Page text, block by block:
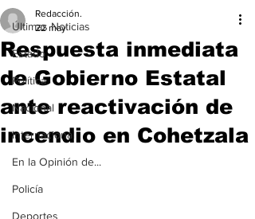
Últimas Noticias
Estado
Política
Nacional
Internacional
En la Opinión de...
Policía
Deportes
Respuesta inmediata
de Gobierno Estatal
ante reactivación de
incendio en Cohetzala
Redacción.
22 may